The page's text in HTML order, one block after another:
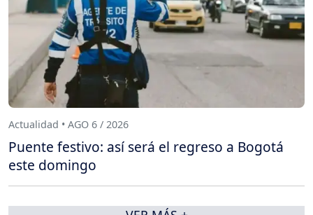
Actualidad • AGO 6 / 2026
Puente festivo: así será el regreso a Bogotá
este domingo